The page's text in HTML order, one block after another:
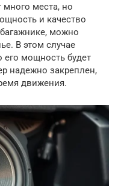
много места, но
и качество
можно
В этом случае
его мощность будет
надежно закреплен,
движения.